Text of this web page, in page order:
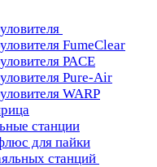
FumeClear
PACE
Pure-Air
WARP
станции
для пайки
станций